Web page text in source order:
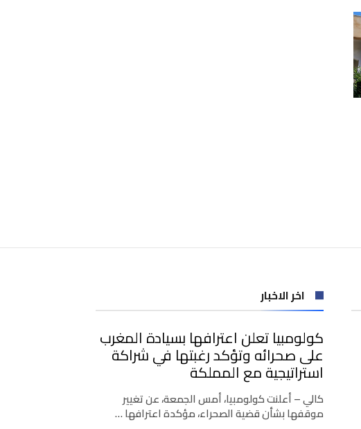
اخر الاخبار
كولومبيا تعلن اعترافها بسيادة المغرب
على صحرائه وتؤكد رغبتها في شراكة
استراتيجية مع المملكة
كالي – أعلنت كولومبيا، أمس الجمعة، عن تغيير
موقفها بشأن قضية الصحراء، مؤكدة اعترافها …